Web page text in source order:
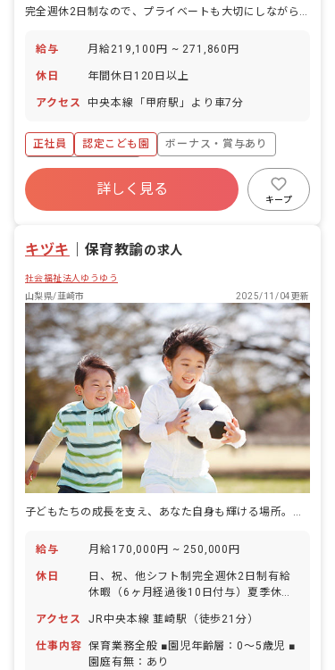
完全週休2日制なので、プライベートも大切にしながら働けます。
給与 月給219,100円 ~ 271,860円
休日 年間休日120日以上
アクセス 中央本線「甲府駅」より車7分
正社員 認定こども園
ボーナス・賞与あり
年間休日120日以上
寮・住宅・家賃補助あり
社会保険完備
残業少なめ
詳しく見る
キープ
キヅキ 保育教諭の求人
社会福祉法人ゆうゆう
山梨県/韮崎市
2025/11/04更新
子どもたちの成長を支え、あなた自身も輝ける場所。温かい仲間と理想の保育を叶えませんか？
給与 月給170,000円 ~ 250,000円
休日
日、祝、他シフト制完全週休2日制有給
休暇（6ヶ月経過後10日付与）夏季休暇
アクセス
JR中央本線 韮崎駅（徒歩21分）
仕事内容 保育業務全般 ■園児年齢層：0～5歳児 ■
園庭有無：あり